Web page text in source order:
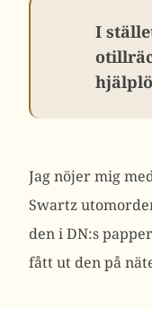
I
Jag nöjer mig
Swartz
den i DN:s
fått ut den på